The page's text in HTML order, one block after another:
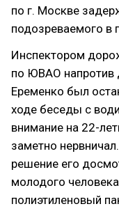
по г. Москве
подозреваемого в
Инспектором
по ЮВАО напротив
Еременко был
ходе беседы с
внимание на 22-
заметно
решение его
молодого
полиэтиленовый